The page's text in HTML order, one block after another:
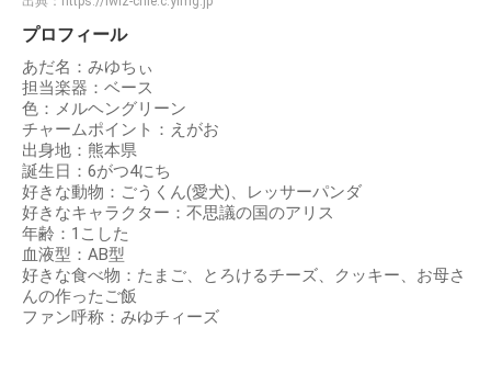
プロフィール
あだ名：みゆちぃ
担当楽器：ベース
色：メルヘングリーン
チャームポイント：えがお
出身地：熊本県
誕生日：6がつ4にち
好きな動物：ごうくん(愛犬)、レッサーパンダ
好きなキャラクター：不思議の国のアリス
年齢：1こした
血液型：AB型
好きな食べ物：たまご、とろけるチーズ、クッキー、お母さ
んの作ったご飯
ファン呼称：みゆチィーズ